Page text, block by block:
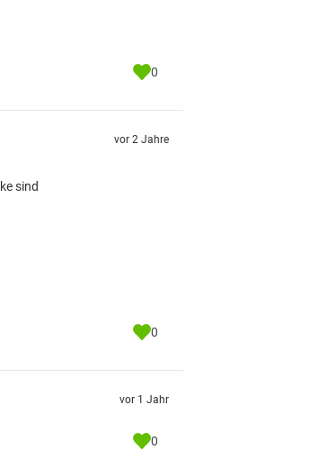
0
sind
vor 2 Jahre
0
vor 1 Jahr
0